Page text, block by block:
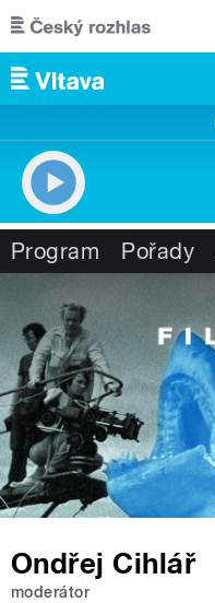
Přejít k hlavnímu obsahu
Program Pořady
Ondřej Cihlář
moderátor